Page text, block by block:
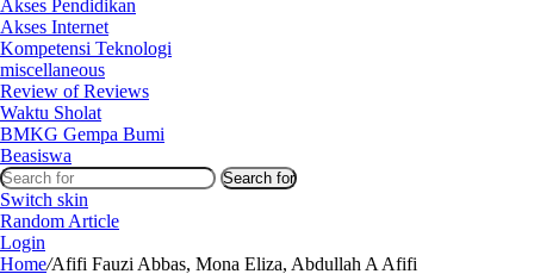
Akses Pendidikan
Akses Internet
Kompetensi Teknologi
miscellaneous
Review of Reviews
Waktu Sholat
BMKG Gempa Bumi
Beasiswa
Search for
Switch skin
Random Article
Login
Home/Afifi Fauzi Abbas, Mona Eliza, Abdullah A Afifi